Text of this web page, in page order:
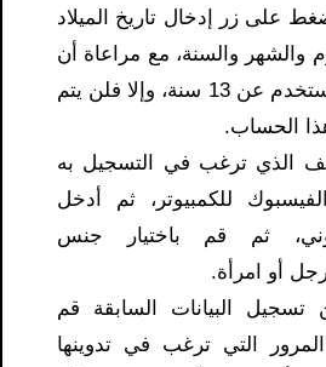
على زر إدخال تاريخ الميلاد
والشهر والسنة، مع مراعاة أن
لا يقل عمر المستخدم عن 13 سنة، وإلا فلن يتم
الحساب.
الذي ترغب في التسجيل به
للكمبيوتر، ثم أدخل
ثم قم باختيار جنس
أو امرأة.
تسجيل البيانات السابقة قم
التي ترغب في تدوينها